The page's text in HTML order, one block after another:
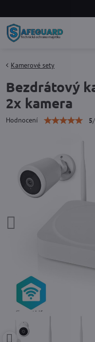
Kamerové sety
Bezdrátový
2x kamera
Hodnocení 5/